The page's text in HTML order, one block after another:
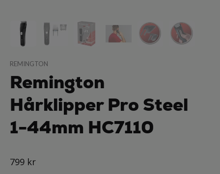
REMINGTON
Remington
Hårklipper Pro Steel
1-44mm HC7110
799 kr